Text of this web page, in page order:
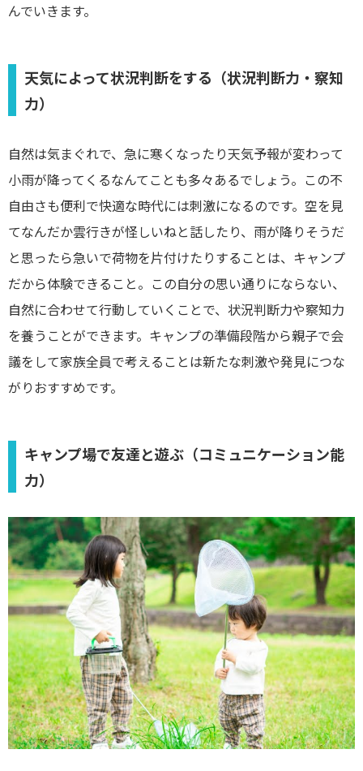
んでいきます。
天気によって状況判断をする（状況判断力・察知
力）
自然は気まぐれで、急に寒くなったり天気予報が変わって
小雨が降ってくるなんてことも多々あるでしょう。この不
自由さも便利で快適な時代には刺激になるのです。空を見
てなんだか雲行きが怪しいねと話したり、雨が降りそうだ
と思ったら急いで荷物を片付けたりすることは、キャンプ
だから体験できること。この自分の思い通りにならない、
自然に合わせて行動していくことで、状況判断力や察知力
を養うことができます。キャンプの準備段階から親子で会
議をして家族全員で考えることは新たな刺激や発見につな
がりおすすめです。
キャンプ場で友達と遊ぶ（コミュニケーション能
力）